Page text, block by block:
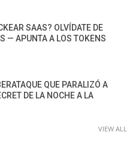
SAAS? OLVÍDATE DE
— APUNTA A LOS TOKENS
QUE PARALIZÓ A
DE LA NOCHE A LA
VIEW ALL